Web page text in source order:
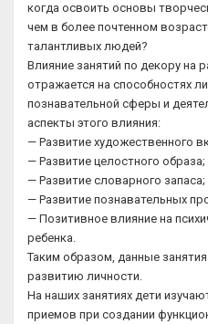
когда освоить основы
чем в более почтенном
талантливых людей?
Влияние занятий по декору на
отражается на способностях
познавательной сферы и
аспекты этого влияния:
— Развитие художественного
— Развитие целостного образа;
— Развитие словарного запаса;
— Развитие познавательных
— Позитивное влияние на
ребенка.
Таким образом, данные
развитию личности.
На наших занятиях дети
приемов при создании